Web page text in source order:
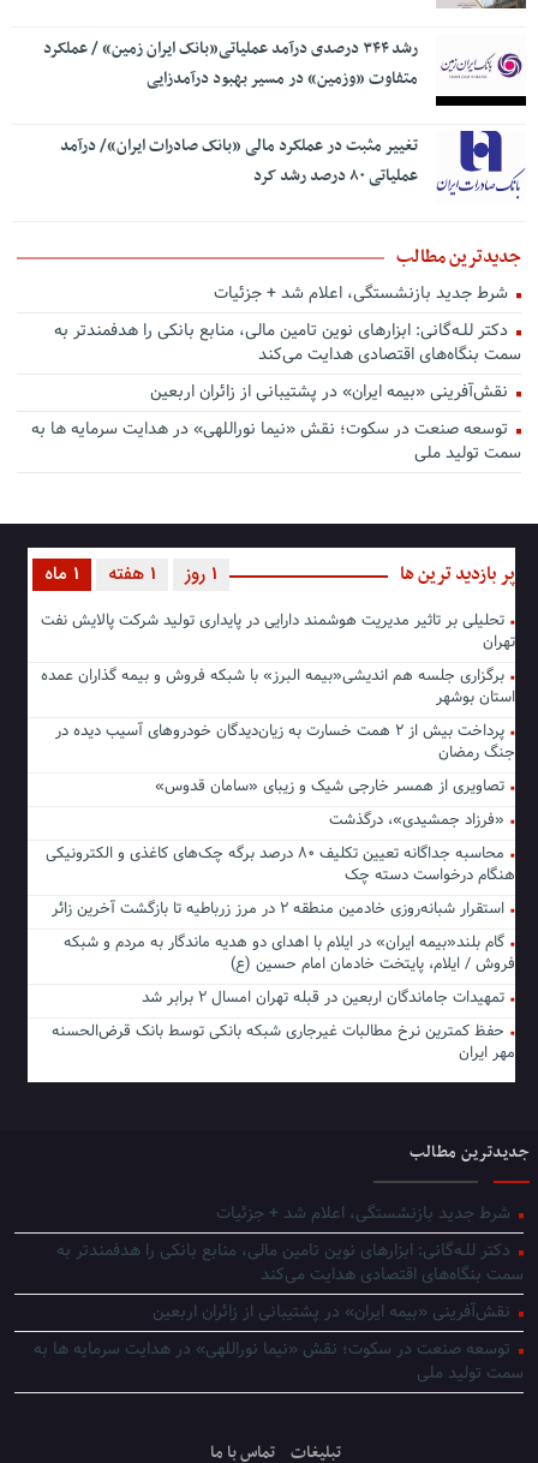
رشد ۳۴۴ درصدی درآمد عملیاتی«بانک ایران زمین» / عملکرد
متفاوت «وزمین» در مسیر بهبود درآمدزایی
تغییر مثبت در عملکرد مالی «بانک صادرات ایران»/ درآمد
عملیاتی ۸۰ درصد رشد کرد
جدیدترین مطالب
شرط جدید بازنشستگی، اعلام شد + جزئیات
دکتر للـه‌گانی: ابزارهای نوین تامین مالی، منابع بانکی را هدفمندتر به
سمت بنگاه‌های اقتصادی هدایت می‌کند
نقش‌آفرینی «بیمه ایران» در پشتیبانی از زائران اربعین
توسعه صنعت در سکوت؛ نقش «نیما نوراللهی» در هدایت سرمایه ها به
سمت تولید ملی
پر بازدید ترین ها 1 ماه 1 هفته 1 روز
تحلیلی بر تاثیر مدیریت هوشمند دارایی در پایداری تولید شرکت پالایش نفت
تهران
برگزاری جلسه هم اندیشی«بیمه البرز» با شبکه فروش و بیمه گذاران عمده
استان بوشهر
پرداخت بیش از ۲ همت خسارت به زیان‌دیدگان خودروهای آسیب دیده در
جنگ رمضان
تصاویری از همسر خارجی شیک و زیبای «سامان قدوس»
«فرزاد جمشیدی»، درگذشت
محاسبه جداگانه تعیین تکلیف ۸۰ درصد برگه چک‌های کاغذی و الکترونیکی
هنگام درخواست دسته چک
استقرار شبانه‌روزی خادمین منطقه ۲ در مرز زرباطیه تا بازگشت آخرین زائر
گام بلند«بیمه ایران» در ایلام با اهدای دو هدیه ماندگار به مردم و شبکه
فروش / ایلام، پایتخت خادمان امام حسین (ع)
تمهیدات جاماندگان اربعین در قبله تهران امسال ۲ برابر شد
حفظ کمترین نرخ مطالبات غیرجاری شبکه بانکی توسط بانک قرض‌الحسنه
مهر ایران
جدیدترین مطالب
شرط جدید بازنشستگی، اعلام شد + جزئیات
دکتر للـه‌گانی: ابزارهای نوین تامین مالی، منابع بانکی را هدفمندتر به
سمت بنگاه‌های اقتصادی هدایت می‌کند
نقش‌آفرینی «بیمه ایران» در پشتیبانی از زائران اربعین
توسعه صنعت در سکوت؛ نقش «نیما نوراللهی» در هدایت سرمایه ها به
سمت تولید ملی
تبلیغات تماس با ما